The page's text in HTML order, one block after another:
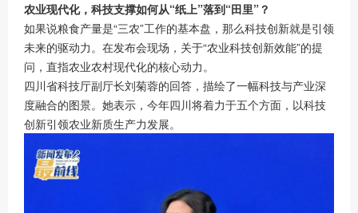
农业现代化，科技支撑如何从“纸上”落到“田里”？
如果说粮食产量是“三农”工作的基本盘，那么科技创新就是引领
未来的驱动力。在发布会现场，关于“农业科技创新效能”的提
问，直指农业农村现代化的核心动力。
四川省科技厅副厅长刘菊蓉的回答，描绘了一幅科技与产业深
度融合的图景。她表示，今年四川将着力于五个方面，以科技
创新引领农业新质生产力发展。